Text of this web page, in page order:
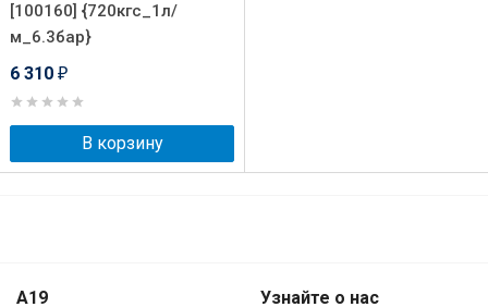
[100160] {720кгс_1л/
м_6.3бар}
6 310 ₽
В корзину
A19 Узнайте о нас